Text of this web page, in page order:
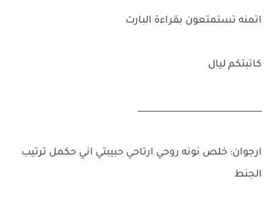
اتمنه تستمتعون بقراءة البارت
كاتبتكم ليال
_____________________________
ارجوان: خلص نونه روحي ارتاحي حبيبتي اني حكمل ترتيب
الجنط